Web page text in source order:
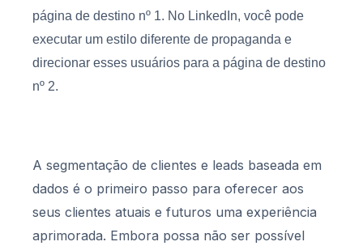
página de destino nº 1. No LinkedIn, você pode
executar um estilo diferente de propaganda e
direcionar esses usuários para a página de destino
nº 2.
A segmentação de clientes e leads baseada em
dados é o primeiro passo para oferecer aos
seus clientes atuais e futuros uma experiência
aprimorada. Embora possa não ser possível